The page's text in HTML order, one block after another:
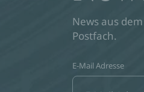
News aus
Postfach.
E-Mail Adresse